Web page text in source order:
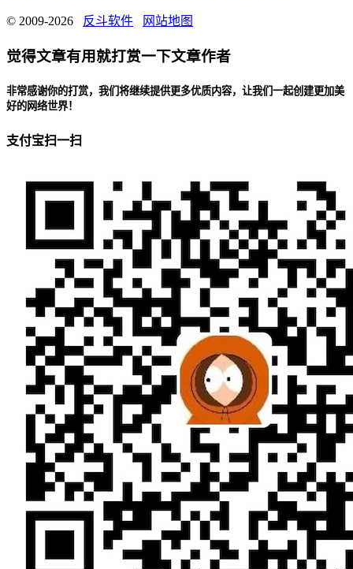
© 2009-2026 反斗软件 网站地图
觉得文章有用就打赏一下文章作者
非常感谢你的打赏，我们将继续提供更多优质内容，让我们一起创建更加美
好的网络世界！
支付宝扫一扫